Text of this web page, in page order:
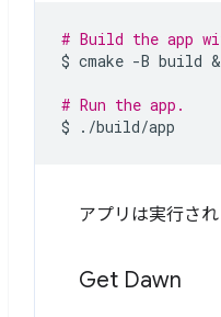
# Build the app
$ cmake -B build
# Run the app.
$
アプリは実行さ
Get Dawn